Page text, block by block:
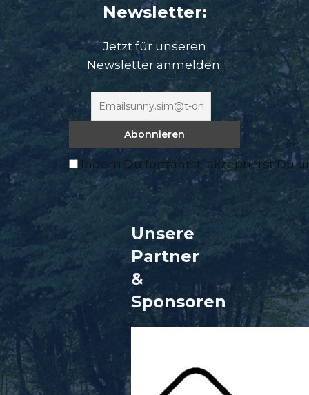
Newsletter:
Jetzt für unseren
Newsletter anmelden:
Indem Du fortfährst, akzeptierst Du
Unsere
Partner
&
Sponsoren